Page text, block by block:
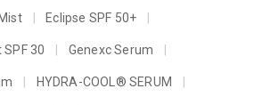
Eclipse SPF 50+
30 Genexc Serum
HYDRA-COOL® SERUM